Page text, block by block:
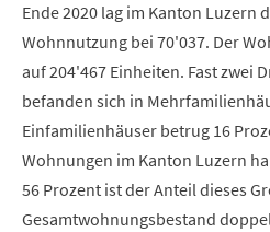
Ende 2020 lag im Kanton Luzern
Wohnnutzung bei 70'037. Der
auf 204'467 Einheiten. Fast zwei
befanden sich in
Einfamilienhäuser betrug 16
Wohnungen im Kanton Luzern
56 Prozent ist der Anteil dieses
Gesamtwohnungsbestand